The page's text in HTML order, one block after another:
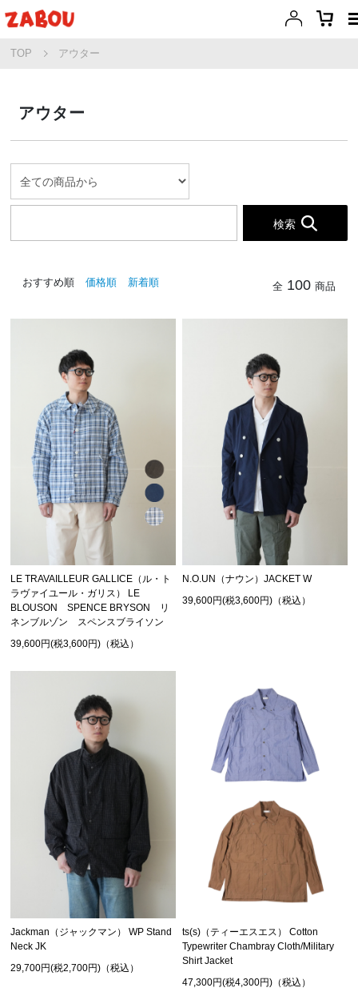
TOP アウター
アウター
検索
おすすめ順 価格順 新着順 全 100 商品
LE TRAVAILLEUR GALLICE（ル・ト
ラヴァイユール・ガリス） LE
BLOUSON SPENCE BRYSON リ
ネンブルゾン スペンスブライソン
39,600円(税3,600円)（税込）
N.O.UN（ナウン）JACKET W
39,600円(税3,600円)（税込）
Jackman（ジャックマン） WP Stand
Neck JK
29,700円(税2,700円)（税込）
ts(s)（ティーエスエス） Cotton
Typewriter Chambray Cloth/Military
Shirt Jacket
47,300円(税4,300円)（税込）